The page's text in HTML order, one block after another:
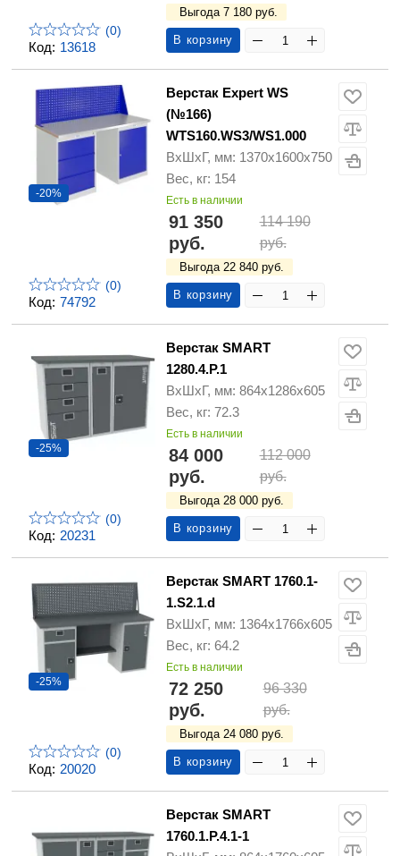
Код: 13618
(0)
Выгода 7 180 руб.
В корзину
Код: 74792
-20%
(0)
Верстак Expert WS
(№166)
WTS160.WS3/WS1.000
ВхШхГ, мм: 1370x1600x750
Вес, кг: 154
Есть в наличии
91 350
руб.
114 190
руб.
Выгода 22 840 руб.
В корзину
Код: 20231
-25%
(0)
Верстак SMART
1280.4.P.1
ВхШхГ, мм: 864х1286х605
Вес, кг: 72.3
Есть в наличии
84 000
руб.
112 000
руб.
Выгода 28 000 руб.
В корзину
Код: 20020
-25%
(0)
Верстак SMART 1760.1-
1.S2.1.d
ВхШхГ, мм: 1364х1766х605
Вес, кг: 64.2
Есть в наличии
72 250
руб.
96 330
руб.
Выгода 24 080 руб.
В корзину
Верстак SMART
1760.1.P.4.1-1